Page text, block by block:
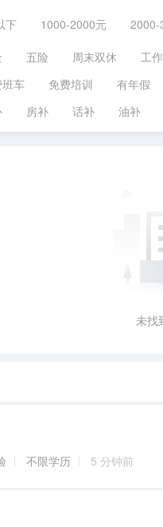
下 1000-2000元 2000-
五险 周末双休 工
车 免费培训 有年假
房补 话补 油补
未找
不限学历 5 分钟前